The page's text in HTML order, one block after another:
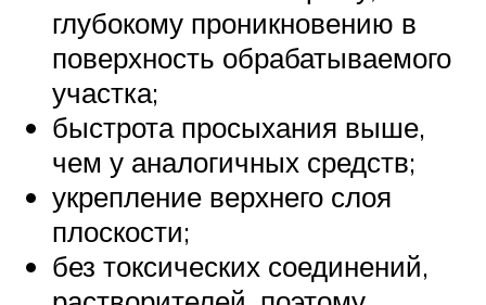
глубокому проникновению в
поверхность обрабатываемого
участка;
быстрота просыхания выше,
чем у аналогичных средств;
укрепление верхнего слоя
плоскости;
без токсических соединений,